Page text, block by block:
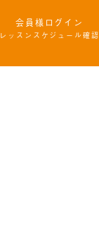
会員様ログイン
レッスンスケジュール確認